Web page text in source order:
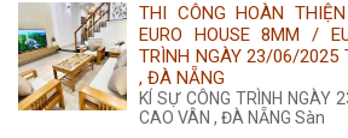
435.000 ₫.
THI CÔNG HOÀN
EURO HOUSE 8MM /
TRÌNH NGÀY 23/06/2025
, ĐÀ NẴNG
KÍ SỰ CÔNG TRÌNH
CAO VÂN , ĐÀ NẴNG Sàn